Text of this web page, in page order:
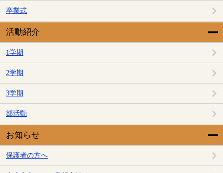
卒業式
活動紹介
1学期
2学期
3学期
部活動
お知らせ
保護者の方へ